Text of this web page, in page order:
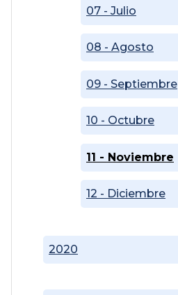
2020
07 - Julio
08 - Agosto
09 - Septiembre
10 - Octubre
11 - Noviembre
12 - Diciembre